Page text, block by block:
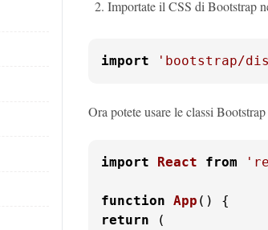
Importate il CSS di Bootstrap
import 'bootstrap/
Ora potete usare le classi
import React from
function App (
return